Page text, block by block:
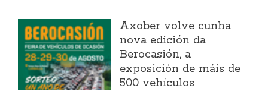
Axober volve cunha
nova edición da
Berocasión, a
exposición de máis de
500 vehículos